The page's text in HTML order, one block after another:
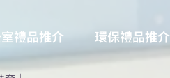
禮品推介 環保禮品推介